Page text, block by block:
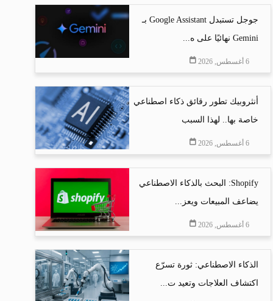
جوجل تستبدل Google Assistant بـ
Gemini نهائيًا على ه...
6 أغسطس, 2026
أنثروبيك تطور رقائق ذكاء اصطناعي
خاصة بها.. لهذا السبب
6 أغسطس, 2026
Shopify: البحث بالذكاء الاصطناعي
يضاعف المبيعات ويعز...
6 أغسطس, 2026
الذكاء الاصطناعي: ثورة تسرّع
اكتشاف العلاجات وتعيد ت...